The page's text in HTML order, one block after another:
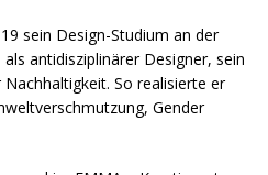
sein Design-Studium an der
antidisziplinärer Designer, sein
So realisierte er
Gender